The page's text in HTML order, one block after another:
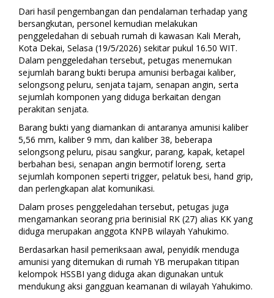
Dari hasil pengembangan dan pendalaman terhadap yang
bersangkutan, personel kemudian melakukan
penggeledahan di sebuah rumah di kawasan Kali Merah,
Kota Dekai, Selasa (19/5/2026) sekitar pukul 16.50 WIT.
Dalam penggeledahan tersebut, petugas menemukan
sejumlah barang bukti berupa amunisi berbagai kaliber,
selongsong peluru, senjata tajam, senapan angin, serta
sejumlah komponen yang diduga berkaitan dengan
perakitan senjata.
Barang bukti yang diamankan di antaranya amunisi kaliber
5,56 mm, kaliber 9 mm, dan kaliber 38, beberapa
selongsong peluru, pisau sangkur, parang, kapak, ketapel
berbahan besi, senapan angin bermotif loreng, serta
sejumlah komponen seperti trigger, pelatuk besi, hand grip,
dan perlengkapan alat komunikasi.
Dalam proses penggeledahan tersebut, petugas juga
mengamankan seorang pria berinisial RK (27) alias KK yang
diduga merupakan anggota KNPB wilayah Yahukimo.
Berdasarkan hasil pemeriksaan awal, penyidik menduga
amunisi yang ditemukan di rumah YB merupakan titipan
kelompok HSSBI yang diduga akan digunakan untuk
mendukung aksi gangguan keamanan di wilayah Yahukimo.